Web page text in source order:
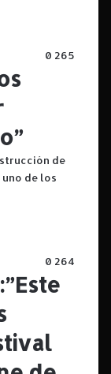
0 265
de
de los
0 264